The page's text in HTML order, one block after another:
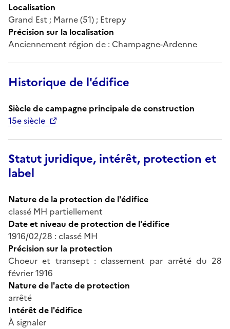
Localisation
Grand Est ; Marne (51) ; Etrepy
Précision sur la localisation
Anciennement région de : Champagne-Ardenne
Historique de l'édifice
Siècle de campagne principale de construction
15e siècle
Statut juridique, intérêt, protection et
label
Nature de la protection de l'édifice
classé MH partiellement
Date et niveau de protection de l'édifice
1916/02/28 : classé MH
Précision sur la protection
Choeur et transept : classement par arrêté du 28
février 1916
Nature de l'acte de protection
arrêté
Intérêt de l'édifice
À signaler